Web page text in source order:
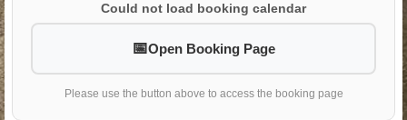
Could not load booking calendar
Open Booking Page
Please use the button above to access the booking page